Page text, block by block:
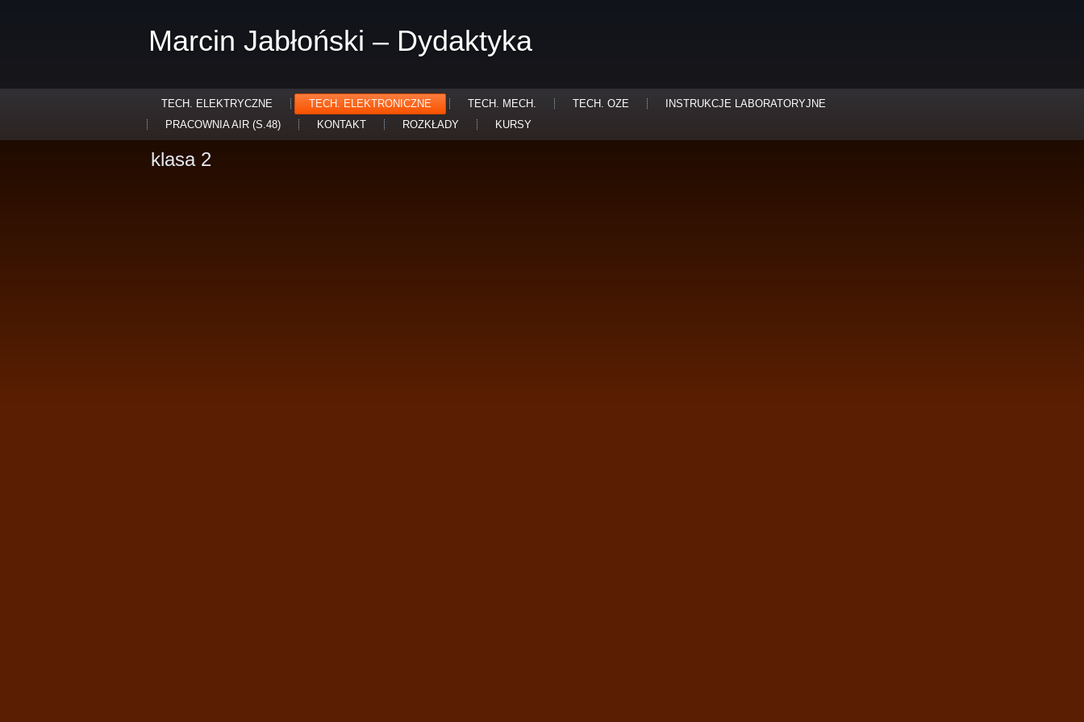
Marcin Jabłoński – Dydaktyka
TECH. ELEKTRYCZNE TECH. ELEKTRONICZNE TECH. MECH. TECH. OZE
INSTRUKCJE LABORATORYJNE
PRACOWNIA AIR (S.48)
KONTAKT ROZKŁADY KURSY
klasa 2